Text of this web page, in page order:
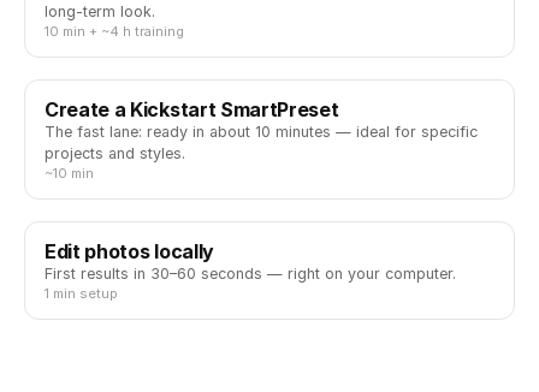
long-term look.
10 min + ~4 h training
Create a Kickstart SmartPreset
The fast lane: ready in about 10 minutes — ideal for specific
projects and styles.
~10 min
Edit photos locally
First results in 30–60 seconds — right on your computer.
1 min setup